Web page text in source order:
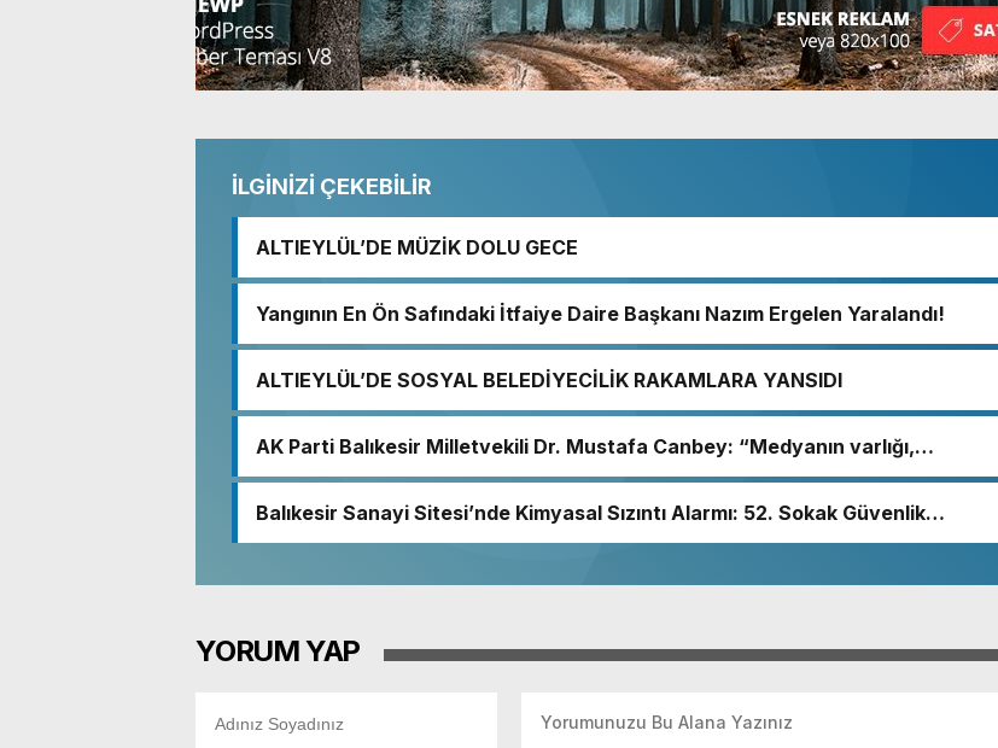
İLGİNİZİ ÇEKEBİLİR
ALTIEYLÜL’DE MÜZİK DOLU GECE
Yangının En Ön Safındaki İtfaiye Daire Başkanı Nazım Ergelen Yaralandı!
ALTIEYLÜL’DE SOSYAL BELEDİYECİLİK RAKAMLARA YANSIDI
AK Parti Balıkesir Milletvekili Dr. Mustafa Canbey: “Medyanın varlığı,
Balıkesir Sanayi Sitesi’nde Kimyasal Sızıntı Alarmı: 52. Sokak Güvenlik
YORUM YAP